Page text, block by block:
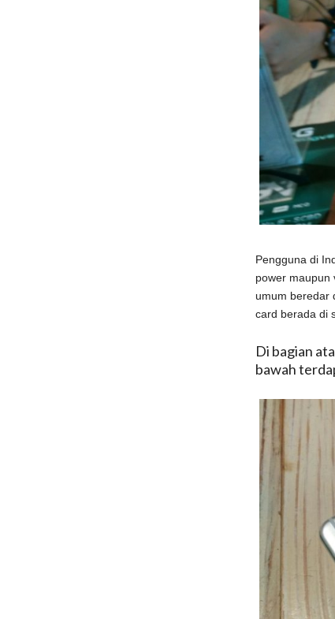
Pengguna di
power maupun
umum beredar
card berada di
Di bagian
bawah